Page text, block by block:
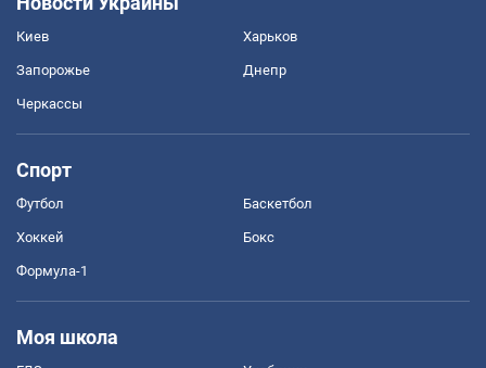
Киев Харьков
Запорожье Днепр
Черкассы
Спорт
Футбол Баскетбол
Хоккей Бокс
Формула-1
Моя школа